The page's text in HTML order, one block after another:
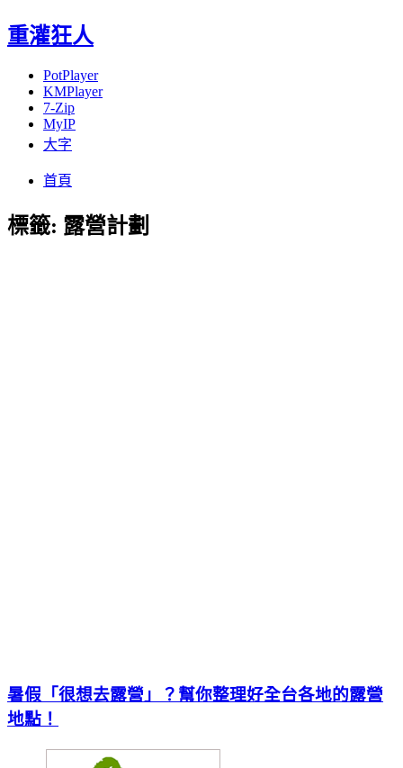
重灌狂人
PotPlayer
KMPlayer
7-Zip
MyIP
大字
首頁
標籤: 露營計劃
暑假「很想去露營」？幫你整理好全台各地的露營
地點！